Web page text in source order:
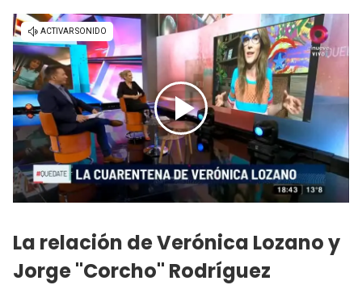
La relación de Verónica Lozano y
Jorge "Corcho" Rodríguez